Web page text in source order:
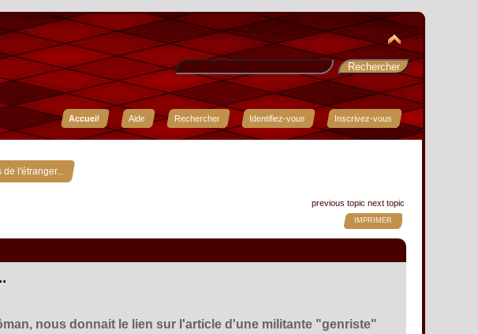
Accueil
Aide Rechercher Identifiez-vous Inscrivez-vous
de l'étranger...
previous topic next topic
IMPRIMER
nous donnait le lien sur l'article d'une militante "genriste"